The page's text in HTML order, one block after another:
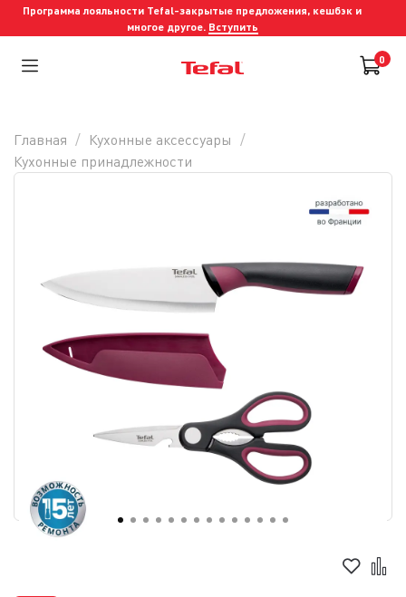
Программа лояльности Tefal-закрытые предложения, кешбэк и
многое другое. Вступить
0
Главная
Кухонные аксессуары
Кухонные принадлежности